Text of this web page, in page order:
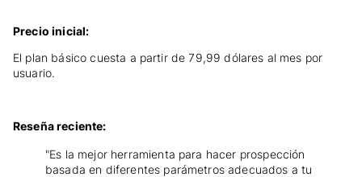
Precio inicial:
El plan básico cuesta a partir de 79,99 dólares al mes por
usuario.
Reseña reciente:
"Es la mejor herramienta para hacer prospección
basada en diferentes parámetros adecuados a tu